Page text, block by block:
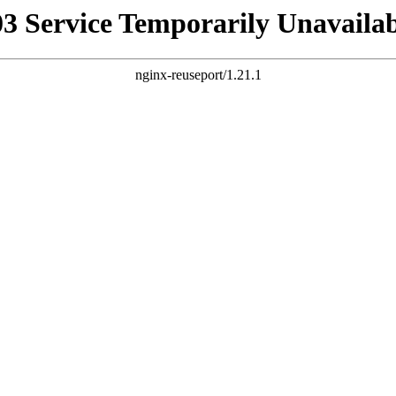
Service Temporarily
nginx-reuseport/1.21.1